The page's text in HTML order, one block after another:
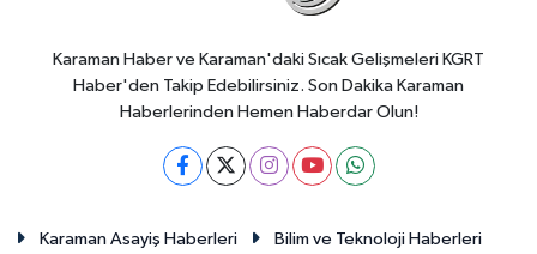
Karaman Haber ve Karaman'daki Sıcak Gelişmeleri KGRT
Haber'den Takip Edebilirsiniz. Son Dakika Karaman
Haberlerinden Hemen Haberdar Olun!
Karaman Asayiş Haberleri Bilim ve Teknoloji Haberleri